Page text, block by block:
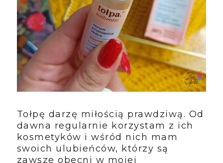
Tołpę darzę miłością prawdziwą. Od
dawna regularnie korzystam z ich
kosmetyków i wśród nich mam
swoich ulubieńców, którzy są
zawsze obecni w mojej